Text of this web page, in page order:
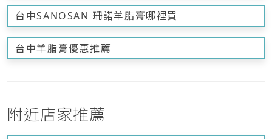
台中SANOSAN 珊諾羊脂膏哪裡買
台中羊脂膏優惠推薦
附近店家推薦